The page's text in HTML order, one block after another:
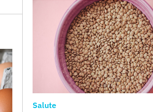
Salute